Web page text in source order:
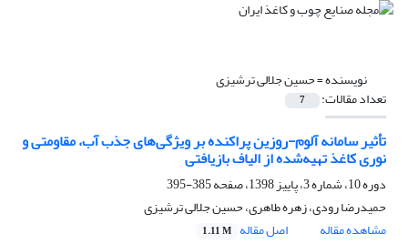
نویسنده =حسین جلالی ترشیزی
تعداد مقالات: 7
تأثیر سامانه آلوم-روزین پراکنده بر ویژگی‌های جذب آب، مقاومتی و
نوری کاغذ تهیه‌شده از الیاف بازیافتی
دوره 10، شماره 3، پاییز 1398، صفحه
385-395
حمیدرضا رودی، زهره طاهری، حسین جلالی ترشیزی
مشاهده مقاله
اصل مقاله 1.11 M